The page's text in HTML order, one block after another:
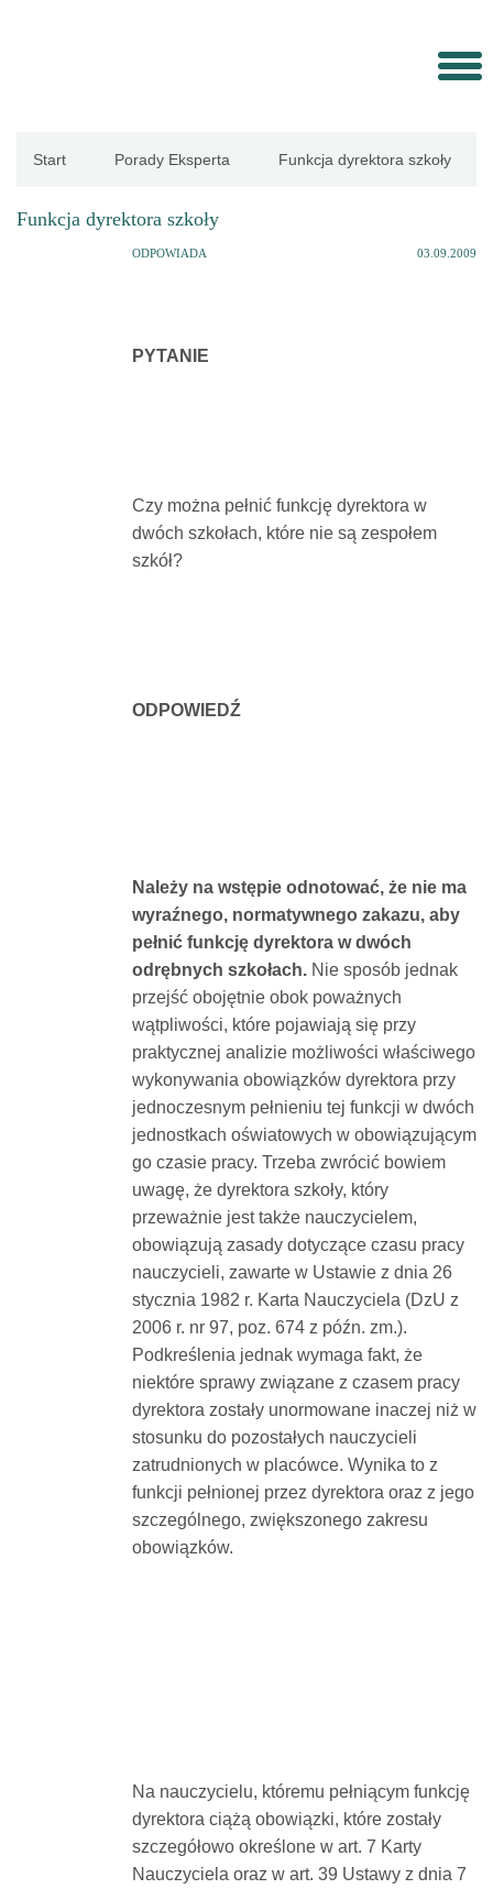
Start Porady Eksperta Funkcja dyrektora szkoły
Funkcja dyrektora szkoły
ODPOWIADA 03.09.2009
PYTANIE
Czy można pełnić funkcję dyrektora w
dwóch szkołach, które nie są zespołem
szkół?
ODPOWIEDŹ
Należy na wstępie odnotować, że nie ma
wyraźnego, normatywnego zakazu, aby
pełnić funkcję dyrektora w dwóch
odrębnych szkołach.Nie sposób jednak
przejść obojętnie obok poważnych
wątpliwości, które pojawiają się przy
praktycznej analizie możliwości właściwego
wykonywania obowiązków dyrektora przy
jednoczesnym pełnieniu tej funkcji w dwóch
jednostkach oświatowych w obowiązującym
go czasie pracy. Trzeba zwrócić bowiem
uwagę, że dyrektora szkoły, który
przeważnie jest także nauczycielem,
obowiązują zasady dotyczące czasu pracy
nauczycieli, zawarte w Ustawie z dnia 26
stycznia 1982 r. Karta Nauczyciela (DzU z
2006 r. nr 97, poz. 674 z późn. zm.).
Podkreślenia jednak wymaga fakt, że
niektóre sprawy związane z czasem pracy
dyrektora zostały unormowane inaczej niż w
stosunku do pozostałych nauczycieli
zatrudnionych w placówce. Wynika to z
funkcji pełnionej przez dyrektora oraz z jego
szczególnego, zwiększonego zakresu
obowiązków.
Na nauczycielu, któremu pełniącym funkcję
dyrektora ciążą obowiązki, które zostały
szczegółowo określone w art. 7 Karty
Nauczyciela oraz w art. 39 Ustawy z dnia 7